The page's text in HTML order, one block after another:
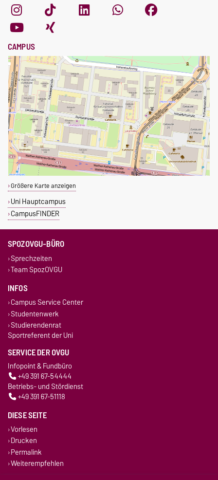
CAMPUS
Größere Karte anzeigen
Uni Hauptcampus
CampusFINDER
SPOZOVGU-BÜRO
Sprechzeiten
Team SpozOVGU
INFOS
Campus Service Center
Studentenwerk
Studierendenrat
Sportreferent der Uni
SERVICE DER OVGU
Infopoint & Fundbüro
+49 391 67-54444
Betriebs- und Stördienst
+49 391 67-51118
DIESE SEITE
Vorlesen
Drucken
Permalink
Weiterempfehlen